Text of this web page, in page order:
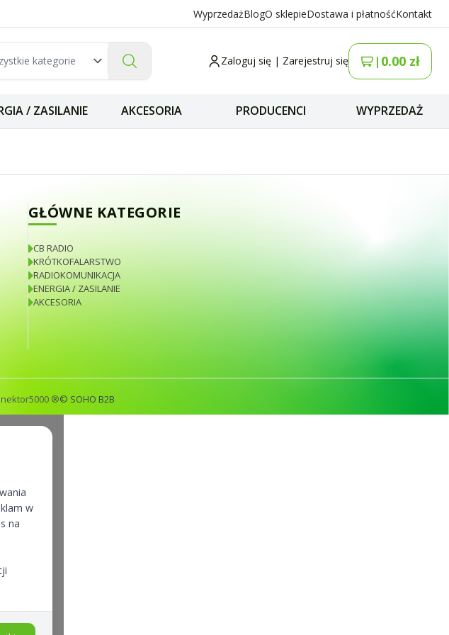
WyprzedażBlogO sklepieDostawa i płatnośćKontakt
Zaloguj się | Zarejestruj się | 0.00 zł
/ ZASILANIE AKCESORIA PRODUCENCI WYPRZEDAŻ
RG-213 / H-1000
GŁÓWNE KATEGORIE
CB RADIO
KRÓTKOFALARSTWO
RADIOKOMUNIKACJA
ENERGIA / ZASILANIE
AKCESORIA
®© SOHO B2B
w
na